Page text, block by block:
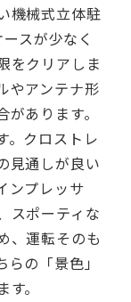
機械式立体駐
スが少なく
をクリアしま
やアンテナ形
あります。
。クロストレ
見通しが良い
ンプレッサ
スポーティな
、運転そのも
の「景色」
。